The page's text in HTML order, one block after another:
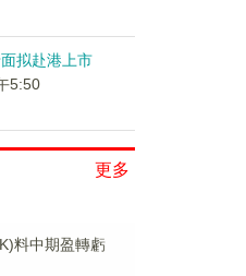
面拟赴港上市
5:50
更多
料中期盈轉虧